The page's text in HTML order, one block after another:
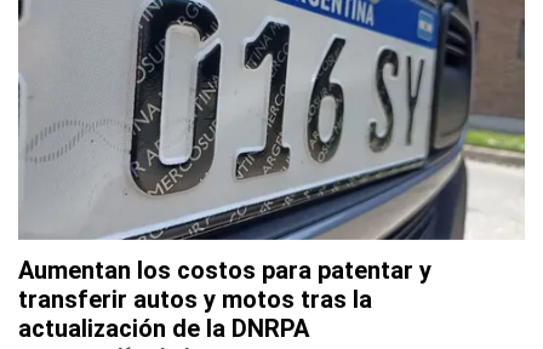
Aumentan los costos para patentar y
transferir autos y motos tras la
actualización de la DNRPA